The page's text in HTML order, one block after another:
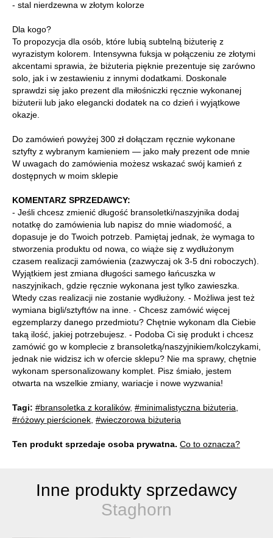
- stal nierdzewna w złotym kolorze
Dla kogo?
To propozycja dla osób, które lubią subtelną biżuterię z
wyrazistym kolorem. Intensywna fuksja w połączeniu ze złotymi
akcentami sprawia, że biżuteria pięknie prezentuje się zarówno
solo, jak i w zestawieniu z innymi dodatkami. Doskonale
sprawdzi się jako prezent dla miłośniczki ręcznie wykonanej
biżuterii lub jako elegancki dodatek na co dzień i wyjątkowe
okazje.
Do zamówień powyżej 300 zł dołączam ręcznie wykonane
sztyfty z wybranym kamieniem — jako mały prezent ode mnie
W uwagach do zamówienia możesz wskazać swój kamień z
dostępnych w moim sklepie
KOMENTARZ SPRZEDAWCY:
- Jeśli chcesz zmienić długość bransoletki/naszyjnika dodaj
notatkę do zamówienia lub napisz do mnie wiadomość, a
dopasuje je do Twoich potrzeb. Pamiętaj jednak, że wymaga to
stworzenia produktu od nowa, co wiąże się z wydłużonym
czasem realizacji zamówienia (zazwyczaj ok 3-5 dni roboczych).
Wyjątkiem jest zmiana długości samego łańcuszka w
naszyjnikach, gdzie ręcznie wykonana jest tylko zawieszka.
Wtedy czas realizacji nie zostanie wydłużony. - Możliwa jest też
wymiana bigli/sztyftów na inne. - Chcesz zamówić więcej
egzemplarzy danego przedmiotu? Chętnie wykonam dla Ciebie
taką ilość, jakiej potrzebujesz. - Podoba Ci się produkt i chcesz
zamówić go w komplecie z bransoletką/naszyjnikiem/kolczykami,
jednak nie widzisz ich w ofercie sklepu? Nie ma sprawy, chętnie
wykonam spersonalizowany komplet. Pisz śmiało, jestem
otwarta na wszelkie zmiany, wariacje i nowe wyzwania!
Tagi: #bransoletka z koralików, #minimalistyczna biżuteria,
#różowy pierścionek, #wieczorowa biżuteria
Ten produkt sprzedaje osoba prywatna. Co to oznacza?
Inne produkty sprzedawcy
Staghorn